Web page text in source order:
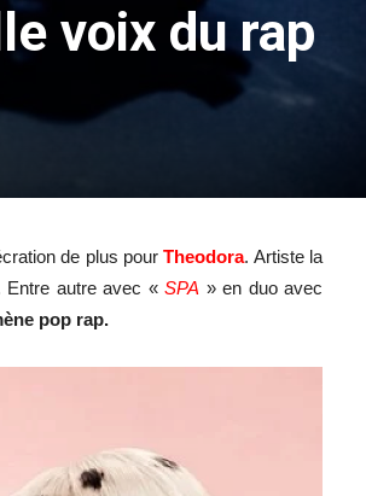
voix du rap
de plus pourTheodora. Artiste la
Entre autre avec « SPA » en duo avec
pop rap.